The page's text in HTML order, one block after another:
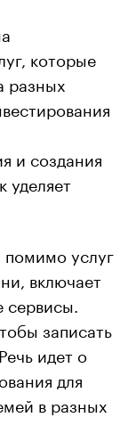
которые
разных
и создания
уделяет
услуг
включает
записать
идет о
для
в разных